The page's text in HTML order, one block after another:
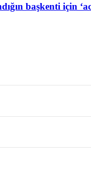
başkenti için